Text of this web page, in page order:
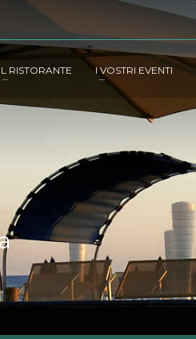
IL RISTORANTE I VOSTRI EVENTI